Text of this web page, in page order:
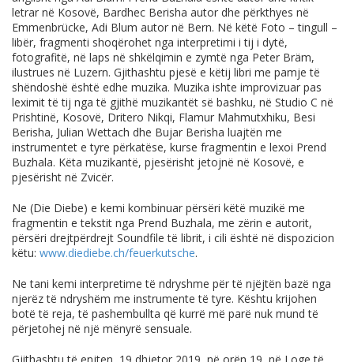
letrar në Kosovë, Bardhec Berisha autor dhe përkthyes në
Emmenbrücke, Adi Blum autor në Bern. Në këtë Foto – tingull –
libër, fragmenti shoqërohet nga interpretimi i tij i dytë,
fotografitë, në laps në shkëlqimin e zymtë nga Peter Bräm,
ilustrues në Luzern. Gjithashtu pjesë e këtij libri me pamje të
shëndoshë është edhe muzika. Muzika ishte improvizuar pas
leximit të tij nga të gjithë muzikantët së bashku, në Studio C në
Prishtinë, Kosovë, Dritero Nikqi, Flamur Mahmutxhiku, Besi
Berisha, Julian Wettach dhe Bujar Berisha luajtën me
instrumentet e tyre përkatëse, kurse fragmentin e lexoi Prend
Buzhala. Këta muzikantë, pjesërisht jetojnë në Kosovë, e
pjesërisht në Zvicër.
Ne (Die Diebe) e kemi kombinuar përsëri këtë muzikë me
fragmentin e tekstit nga Prend Buzhala, me zërin e autorit,
përsëri drejtpërdrejt Soundfile të librit, i cili është në dispozicion
këtu: www.diediebe.ch/feuerkutsche.
Ne tani kemi interpretime të ndryshme për të njëjtën bazë nga
njerëz të ndryshëm me instrumente të tyre. Kështu krijohen
botë të reja, të pashembullta që kurrë më parë nuk mund të
përjetohej në një mënyrë sensuale.